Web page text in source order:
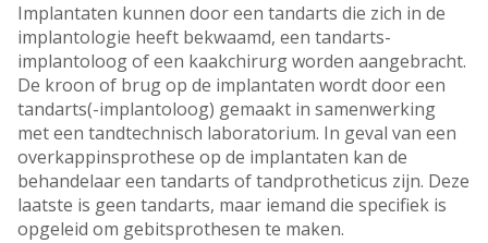
Implantaten kunnen door een tandarts die zich in de
implantologie heeft bekwaamd, een tandarts-
implantoloog of een kaakchirurg worden aangebracht.
De kroon of brug op de implantaten wordt door een
tandarts(-implantoloog) gemaakt in samenwerking
met een tandtechnisch laboratorium. In geval van een
overkappinsprothese op de implantaten kan de
behandelaar een tandarts of tandprotheticus zijn. Deze
laatste is geen tandarts, maar iemand die specifiek is
opgeleid om gebitsprothesen te maken.